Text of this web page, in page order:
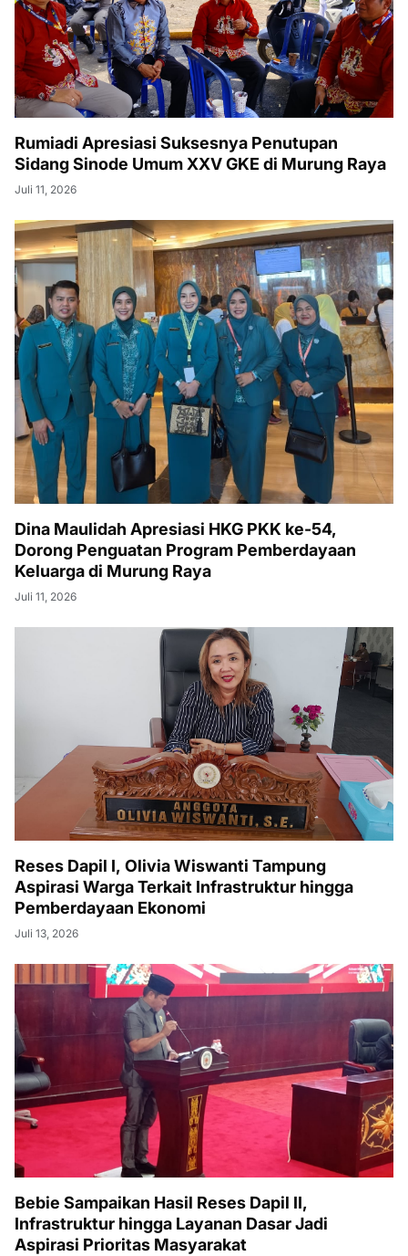
Rumiadi Apresiasi Suksesnya Penutupan
Sidang Sinode Umum XXV GKE di Murung Raya
Juli 11, 2026
Dina Maulidah Apresiasi HKG PKK ke-54,
Dorong Penguatan Program Pemberdayaan
Keluarga di Murung Raya
Juli 11, 2026
Reses Dapil I, Olivia Wiswanti Tampung
Aspirasi Warga Terkait Infrastruktur hingga
Pemberdayaan Ekonomi
Juli 13, 2026
Bebie Sampaikan Hasil Reses Dapil II,
Infrastruktur hingga Layanan Dasar Jadi
Aspirasi Prioritas Masyarakat